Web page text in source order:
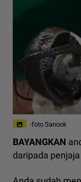
-foto Sanook
BAYANGKAN
daripada